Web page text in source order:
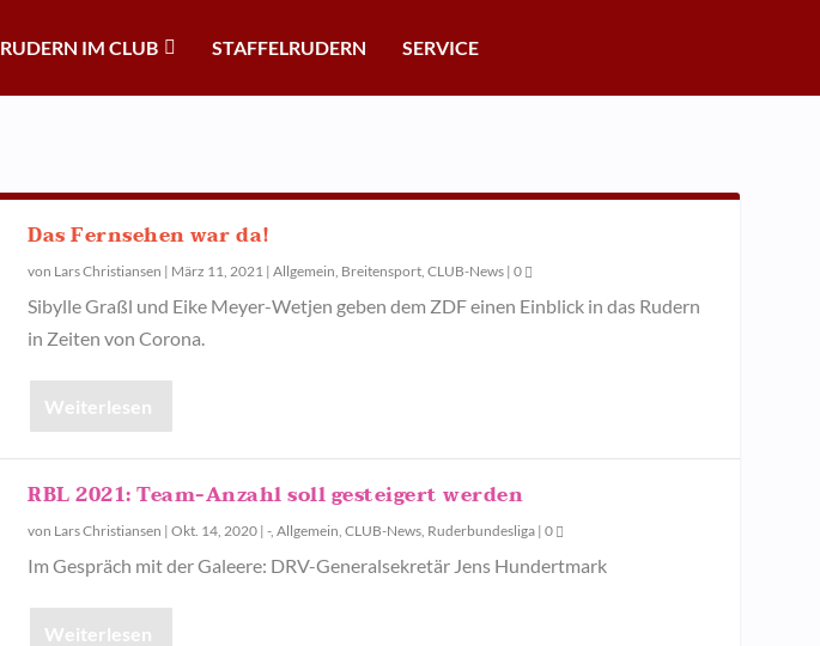
RUDERN IM CLUB STAFFELRUDERN SERVICE
Das Fernsehen war da!
von Lars Christiansen | März 11, 2021 | Allgemein, Breitensport, CLUB-News | 0
Sibylle Graßl und Eike Meyer-Wetjen geben dem ZDF einen Einblick in das Rudern
in Zeiten von Corona.
Weiterlesen
RBL 2021: Team-Anzahl soll gesteigert werden
von Lars Christiansen | Okt. 14, 2020 | -, Allgemein, CLUB-News, Ruderbundesliga | 0
Im Gespräch mit der Galeere: DRV-Generalsekretär Jens Hundertmark
Weiterlesen